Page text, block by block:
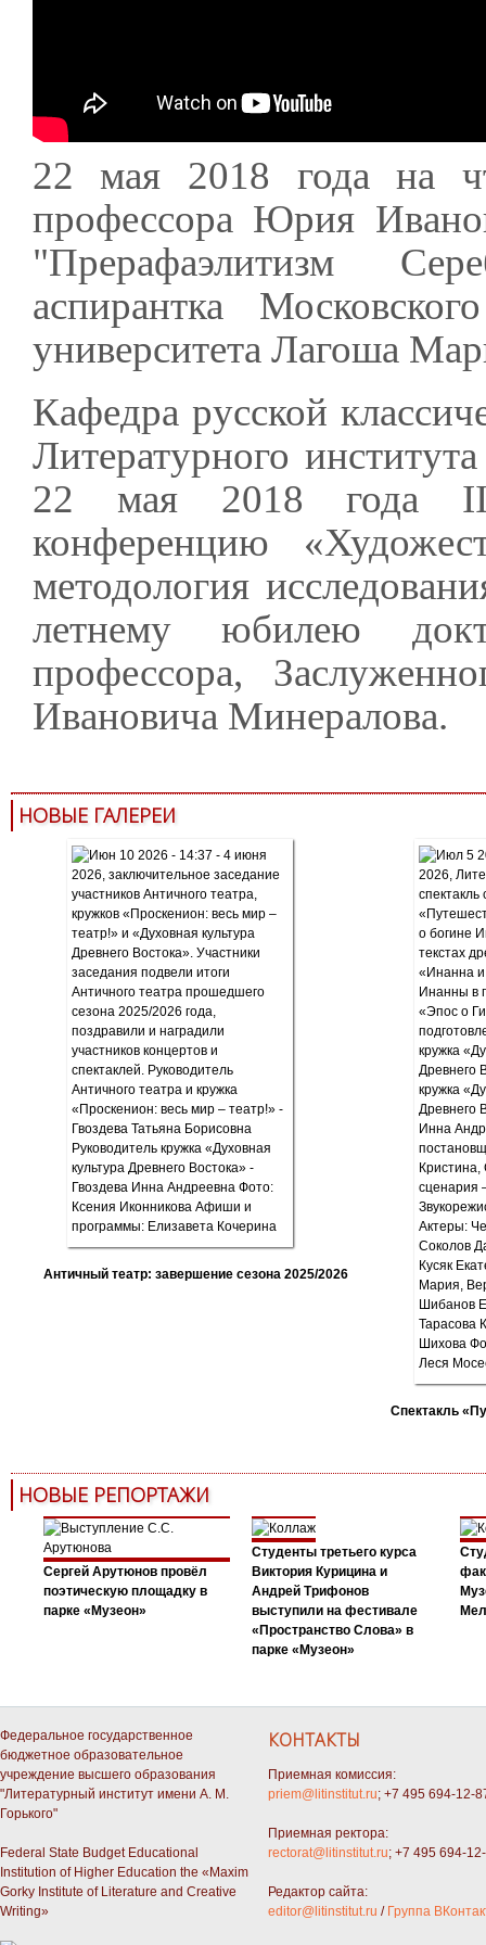
22 мая 2018 года на
профессора Юрия
"Прерафаэлитизм
аспирантка
университета Лагоша
Кафедра русской
Литературного
22 мая 2018 года II
конференцию
методология
летнему юбилею
профессора,
Ивановича Минералова.
НОВЫЕ ГАЛЕРЕИ
Античный театр: завершение сезона 2025/2026
Спектакль
НОВЫЕ РЕПОРТАЖИ
Сергей Арутюнов провёл
поэтическую площадку в
парке «Музеон»
Студенты третьего курса
Виктория Курицина и
Андрей Трифонов
выступили на фестивале
«Пространство Слова» в
парке «Музеон»
Федеральное государственное
бюджетное образовательное
учреждение высшего образования
"Литературный институт имени А. М.
Горького"
Federal State Budget Educational
Institution of Higher Education the «Maxim
Gorky Institute of Literature and Creative
Writing»
КОНТАКТЫ
Приемная комиссия:
priem@litinstitut.ru; +7 495 694-12-
Приемная ректора:
rectorat@litinstitut.ru; +7 495 694-
Редактор сайта:
editor@litinstitut.ru / Группа